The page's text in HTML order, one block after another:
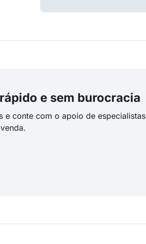
e sem burocracia
e conte com o apoio de especialistas